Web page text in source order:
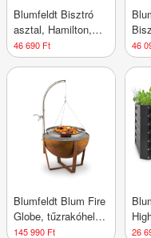
Blumfeldt Bisztró
asztal, Hamilton,
Ø60 cm, fa
acélkeret
46 690 Ft
Fa
46
Blumfeldt Blum Fire
Globe, tűzrakóhely
grillel, Ø 60cm, acél
145 990 Ft 26